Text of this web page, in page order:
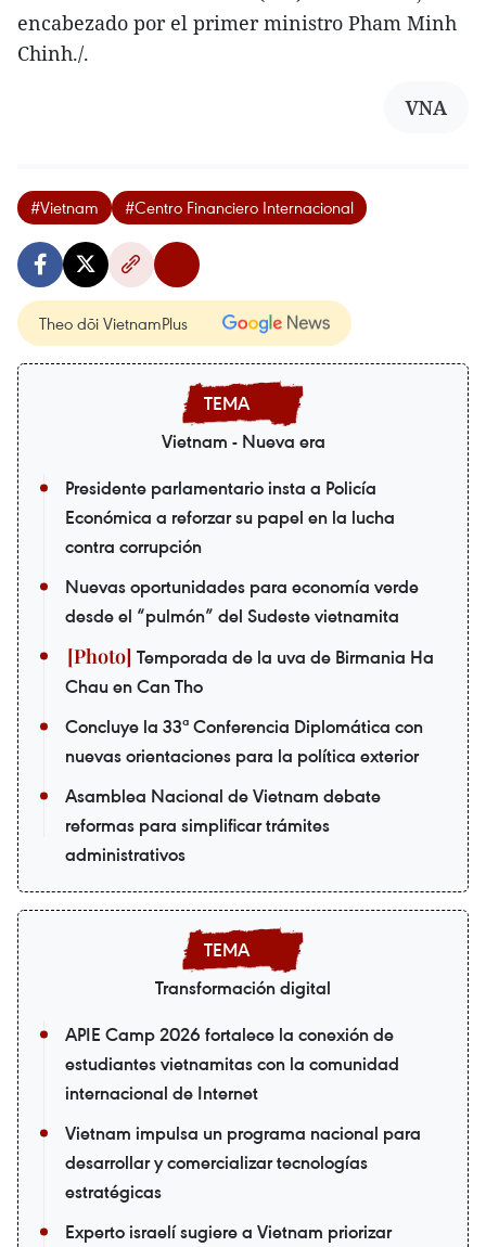
encabezado por el primer ministro Pham Minh
Chinh./.
VNA
#Vietnam #Centro Financiero Internacional
Theo dõi VietnamPlus
Vietnam - Nueva era
Presidente parlamentario insta a Policía
Económica a reforzar su papel en la lucha
contra corrupción
Nuevas oportunidades para economía verde
desde el “pulmón” del Sudeste vietnamita
Temporada de la uva de Birmania Ha
Chau en Can Tho
Concluye la 33ª Conferencia Diplomática con
nuevas orientaciones para la política exterior
Asamblea Nacional de Vietnam debate
reformas para simplificar trámites
administrativos
Transformación digital
APIE Camp 2026 fortalece la conexión de
estudiantes vietnamitas con la comunidad
internacional de Internet
Vietnam impulsa un programa nacional para
desarrollar y comercializar tecnologías
estratégicas
Experto israelí sugiere a Vietnam priorizar